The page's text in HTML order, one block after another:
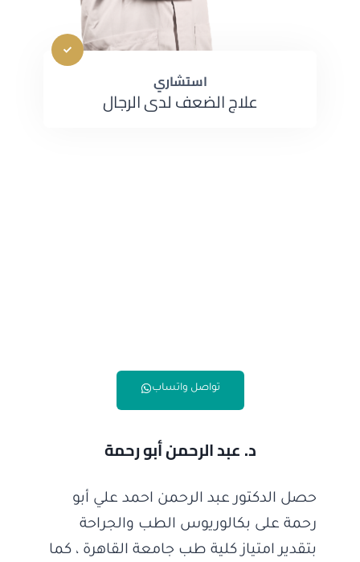
استشاري
علاج الضعف لدى الرجال
تواصل واتساب
د. عبد الرحمن أبو رحمة
حصل الدكتور عبد الرحمن احمد علي أبو
رحمة على بكالوريوس الطب والجراحة
بتقدير امتياز كلية طب جامعة القاهرة ، كما